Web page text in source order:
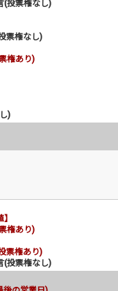
(投票権なし)
票権なし)
権あり)
)
権あり)
票権あり)
(投票権なし)